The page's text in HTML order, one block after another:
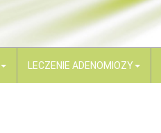
LECZENIE ADENOMIOZY